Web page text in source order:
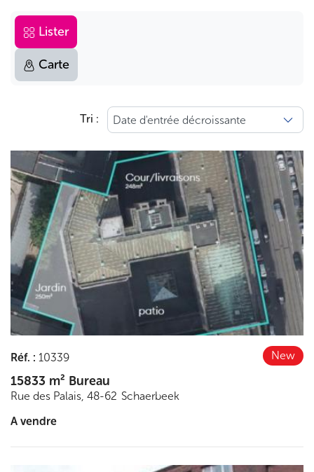
Switch layout
Lister
Carte
Tri :
New
Réf. : 10339
15833 m² Bureau
Rue des Palais, 48-62 Schaerbeek
A vendre